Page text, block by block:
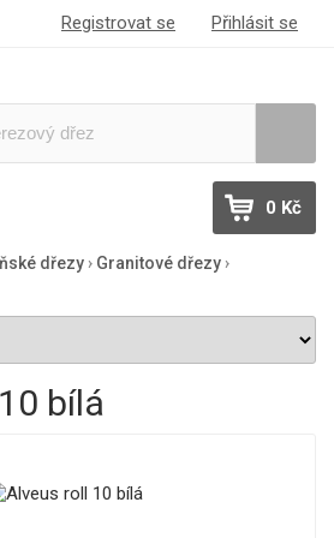
Registrovat se Přihlásit se
0 Kč
dřezy› Granitové dřezy›
bílá